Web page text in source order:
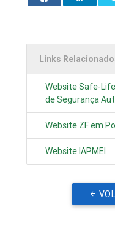
Links
Website Safe-
de Segurança
Website ZF em
Website IAPMEI